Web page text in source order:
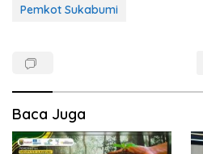
Pemkot Sukabumi
Baca Juga